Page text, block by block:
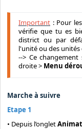
Important : Pour
vérifie que tu es
district ou par
l'unité ou des
--> Ce
droite > Menu
Marche à suivre
Etape 1
• Depuis l’onglet